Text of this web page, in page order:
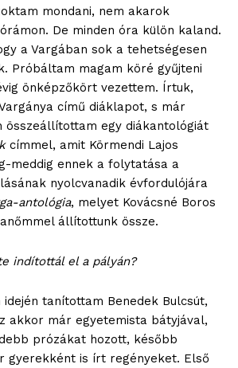
mondani, nem akarok
De minden óra külön kaland.
a Vargában sok a tehetségesen
Próbáltam magam köré gyűjteni
önképzőkört vezettem. Írtuk,
című diáklapot, s már
összeállítottam egy diákantológiát
címmel, amit Körmendi Lajos
meddig ennek a folytatása a
nyolcvanadik évfordulójára
antológia, melyet Kovácsné Boros
állítottunk össze.
indítottál el a pályán?
tanítottam Benedek Bulcsút,
akkor már egyetemista bátyjával,
prózákat hozott, később
gyerekként is írt regényeket. Első